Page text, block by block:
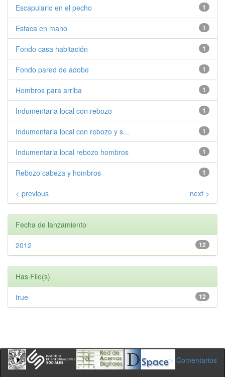
1
Escapulario en el pecho
1
Estaca en mano
1
Fondo casa habitación
1
Fondo pared de adobe
1
Hombros para arriba
1
Indumentaria local con rebozo
1
Indumentaria local con rebozo y s...
1
Indumentaria local rebozo hombros
1
Rebozo cabeza y hombros
< previous next >
Fecha de lanzamiento
12
2012
Has File(s)
12
true
Comentarios